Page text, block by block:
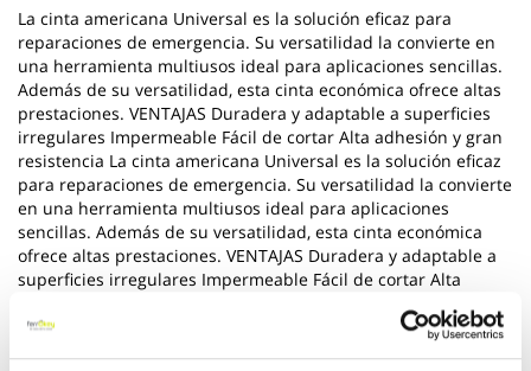
La cinta americana Universal es la solución eficaz para
reparaciones de emergencia. Su versatilidad la convierte en
una herramienta multiusos ideal para aplicaciones sencillas.
Además de su versatilidad, esta cinta económica ofrece altas
prestaciones. VENTAJAS Duradera y adaptable a superficies
irregulares Impermeable Fácil de cortar Alta adhesión y gran
resistencia La cinta americana Universal es la solución eficaz
para reparaciones de emergencia. Su versatilidad la convierte
en una herramienta multiusos ideal para aplicaciones
sencillas. Además de su versatilidad, esta cinta económica
ofrece altas prestaciones. VENTAJAS Duradera y adaptable a
superficies irregulares Impermeable Fácil de cortar Alta
de
imágenes